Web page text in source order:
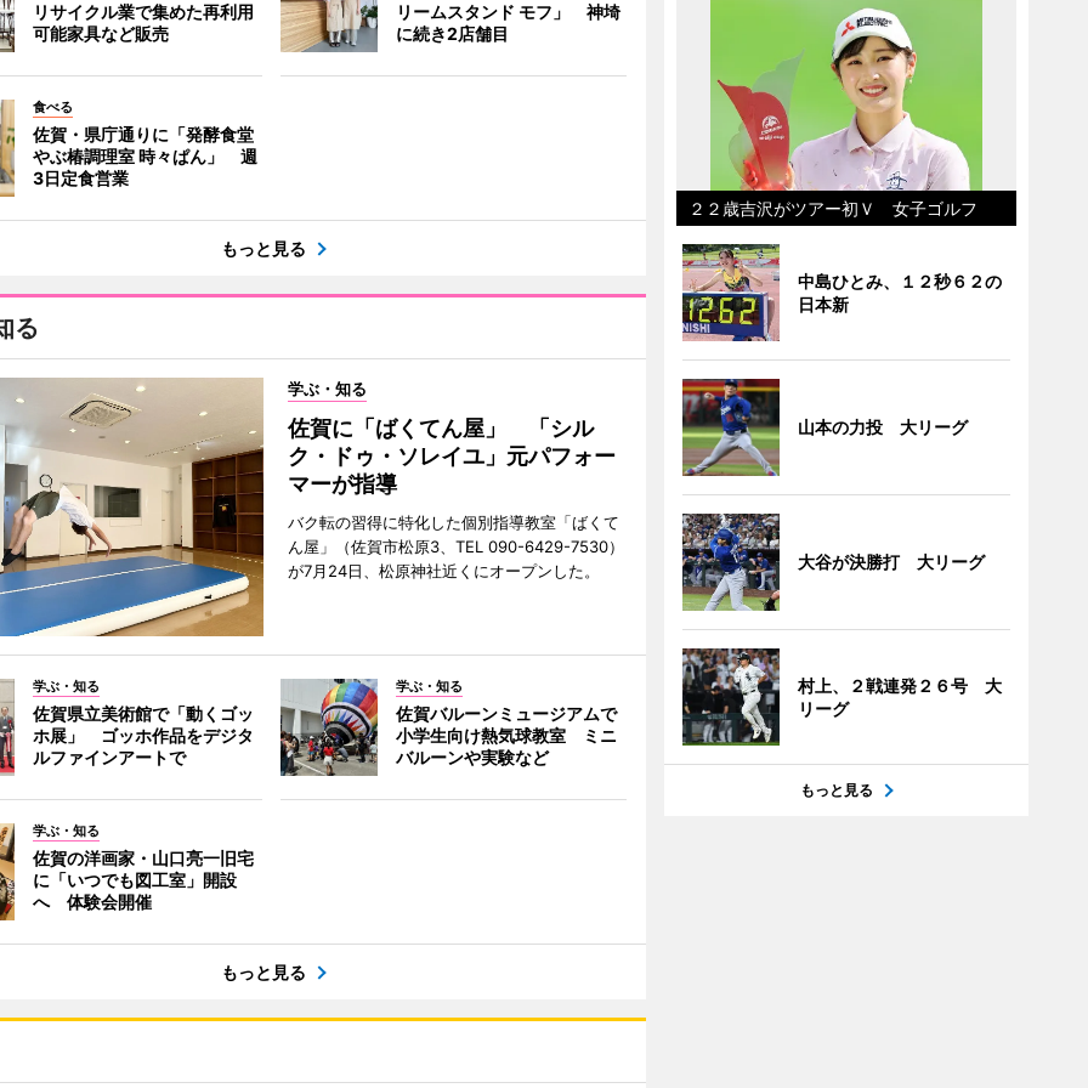
リサイクル業で集めた再利用
可能家具など販売
リームスタンド モフ」 神埼
に続き2店舗目
食べる
佐賀・県庁通りに「発酵食堂
やぶ椿調理室 時々ぱん」 週
3日定食営業
もっと見る
る
学ぶ・知る
佐賀に「ばくてん屋」 「シル
ク・ドゥ・ソレイユ」元パフォー
マーが指導
バク転の習得に特化した個別指導教室「ばくて
ん屋」（佐賀市松原3、TEL 090-6429-7530）
が7月24日、松原神社近くにオープンした。
学ぶ・知る
佐賀県立美術館で「動くゴッ
ホ展」 ゴッホ作品をデジタ
ルファインアートで
学ぶ・知る
佐賀バルーンミュージアムで
小学生向け熱気球教室 ミニ
バルーンや実験など
学ぶ・知る
佐賀の洋画家・山口亮一旧宅
に「いつでも図工室」開設
へ 体験会開催
もっと見る
２２歳吉沢がツアー初Ｖ 女子ゴルフ
中島ひとみ、１２秒６２の
日本新
山本の力投 大リーグ
大谷が決勝打 大リーグ
村上、２戦連発２６号 大
リーグ
もっと見る